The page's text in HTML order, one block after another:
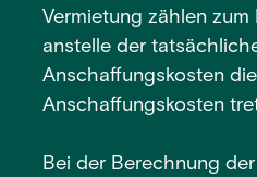
Vermietung zählen
anstelle der
Anschaffungskosten
Anschaffungskosten
Bei der Berechnung der